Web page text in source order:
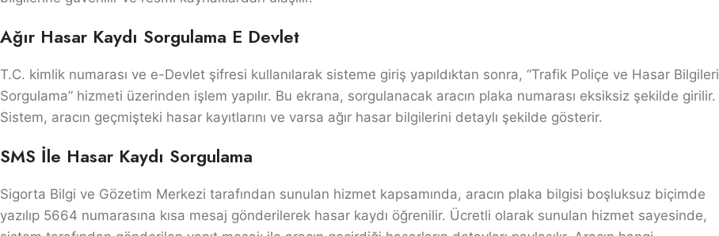
Ağır Hasar Kaydı Sorgulama E Devlet
T.C. kimlik numarası ve e-Devlet şifresi kullanılarak sisteme giriş yapıldıktan sonra, “Trafik Poliçe ve Hasar Bilgileri
Sorgulama” hizmeti üzerinden işlem yapılır. Bu ekrana, sorgulanacak aracın plaka numarası eksiksiz şekilde girilir.
Sistem, aracın geçmişteki hasar kayıtlarını ve varsa ağır hasar bilgilerini detaylı şekilde gösterir.
SMS İle Hasar Kaydı Sorgulama
Sigorta Bilgi ve Gözetim Merkezi tarafından sunulan hizmet kapsamında, aracın plaka bilgisi boşluksuz biçimde
yazılıp 5664 numarasına kısa mesaj gönderilerek hasar kaydı öğrenilir. Ücretli olarak sunulan hizmet sayesinde,